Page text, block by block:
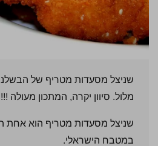
שניצל מסעדות מטריף של
מלול. סיוון יקרה, המתכון מעולה
שניצל מסעדות מטריף הוא אחת
במטבח הישראלי.